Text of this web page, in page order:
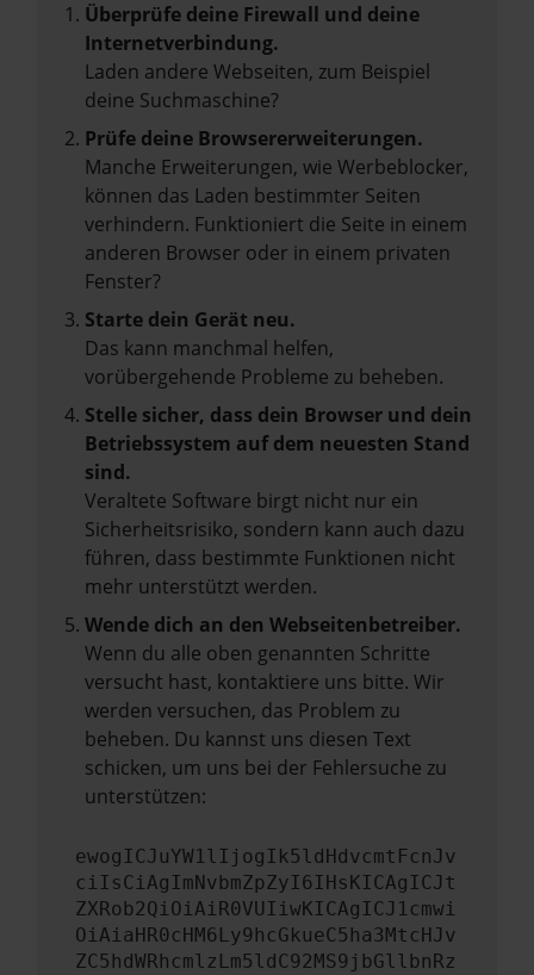
Überprüfe deine Firewall und deine
Internetverbindung.
Laden andere Webseiten, zum Beispiel
deine Suchmaschine?
Prüfe deine Browsererweiterungen.
Manche Erweiterungen, wie Werbeblocker,
können das Laden bestimmter Seiten
verhindern. Funktioniert die Seite in einem
anderen Browser oder in einem privaten
Fenster?
Starte dein Gerät neu.
Das kann manchmal helfen,
vorübergehende Probleme zu beheben.
Stelle sicher, dass dein Browser und dein
Betriebssystem auf dem neuesten Stand
sind.
Veraltete Software birgt nicht nur ein
Sicherheitsrisiko, sondern kann auch dazu
führen, dass bestimmte Funktionen nicht
mehr unterstützt werden.
Wende dich an den Webseitenbetreiber.
Wenn du alle oben genannten Schritte
versucht hast, kontaktiere uns bitte. Wir
werden versuchen, das Problem zu
beheben. Du kannst uns diesen Text
schicken, um uns bei der Fehlersuche zu
unterstützen:
ewogICJuYW1lIjogIk5ldHdvcmtFcnJv
ciIsCiAgImNvbmZpZyI6IHsKICAgICJt
ZXRob2QiOiAiR0VUIiwKICAgICJ1cmwi
OiAiaHR0cHM6Ly9hcGkueC5ha3MtcHJv
ZC5hdWRhcmlzLm5ldC92MS9jbGllbnRz